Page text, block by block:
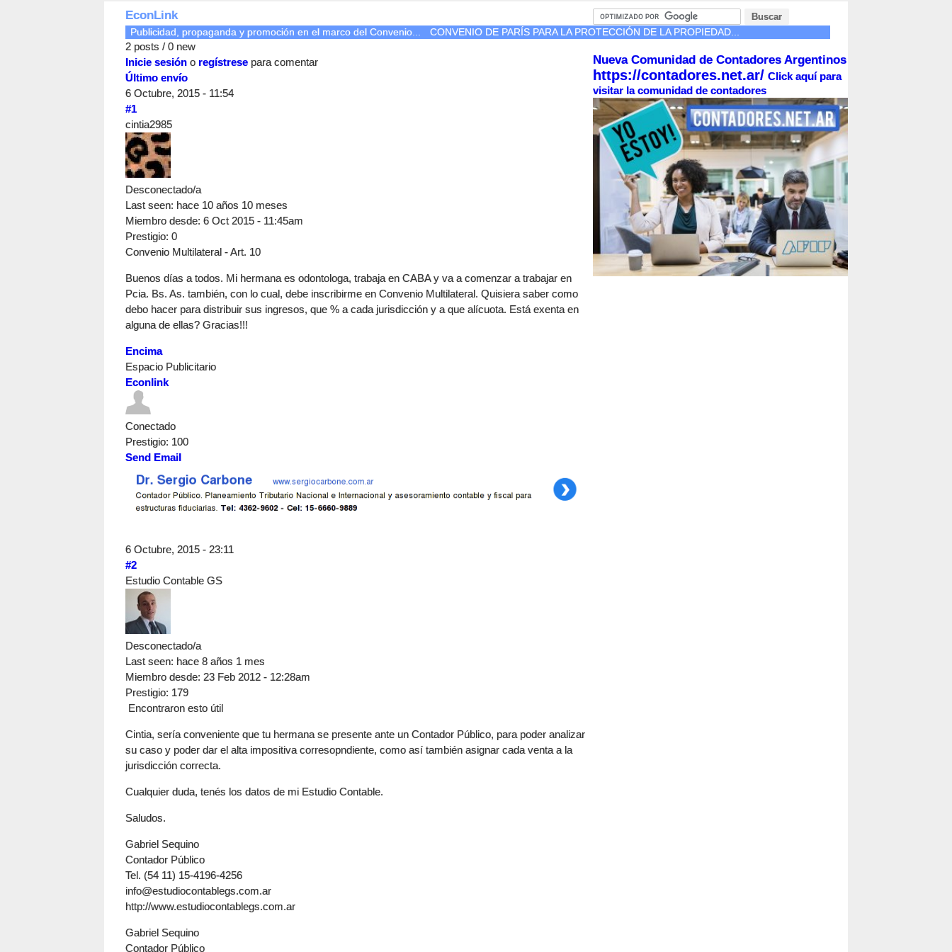
EconLink
Publicidad, propaganda y promoción en el marco del Convenio... CONVENIO DE PARÍS PARA LA PROTECCIÓN DE LA PROPIEDAD...
2 posts / 0 new
Inicie sesión o regístrese para comentar
Último envío
6 Octubre, 2015 - 11:54
#1
cintia2985
Desconectado/a
Last seen: hace 10 años 10 meses
Miembro desde: 6 Oct 2015 - 11:45am
Prestigio: 0
Convenio Multilateral - Art. 10
Buenos días a todos. Mi hermana es odontologa, trabaja en CABA y va a comenzar a trabajar en
Pcia. Bs. As. también, con lo cual, debe inscribirme en Convenio Multilateral. Quisiera saber como
debo hacer para distribuir sus ingresos, que % a cada jurisdicción y a que alícuota. Está exenta en
alguna de ellas? Gracias!!!
Encima
Espacio Publicitario
Econlink
Conectado
Prestigio: 100
Send Email
6 Octubre, 2015 - 23:11
#2
Estudio Contable GS
Desconectado/a
Last seen: hace 8 años 1 mes
Miembro desde: 23 Feb 2012 - 12:28am
Prestigio: 179
Encontraron esto útil
Cintia, sería conveniente que tu hermana se presente ante un Contador Público, para poder analizar
su caso y poder dar el alta impositiva corresopndiente, como así también asignar cada venta a la
jurisdicción correcta.
Cualquier duda, tenés los datos de mi Estudio Contable.
Saludos.
Gabriel Sequino
Contador Público
Tel. (54 11) 15-4196-4256
info@estudiocontablegs.com.ar
http://www.estudiocontablegs.com.ar
Gabriel Sequino
Contador Público
Nueva Comunidad de Contadores Argentinos
https://contadores.net.ar/ Click aquí para
visitar la comunidad de contadores